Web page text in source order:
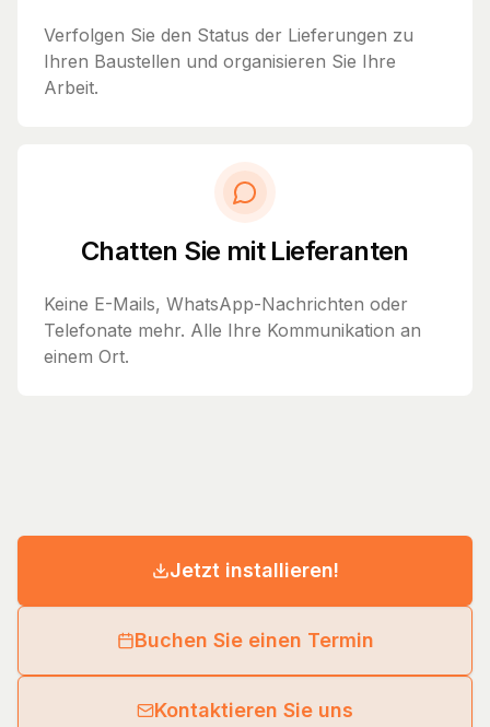
Verfolgen Sie den Status der Lieferungen zu
Ihren Baustellen und organisieren Sie Ihre
Arbeit.
Chatten Sie mit Lieferanten
Keine E-Mails, WhatsApp-Nachrichten oder
Telefonate mehr. Alle Ihre Kommunikation an
einem Ort.
Jetzt installieren!
Buchen Sie einen Termin
Kontaktieren Sie uns